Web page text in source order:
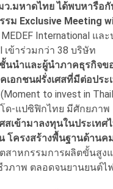
หาดไทย ได้พบหารือกั
ม Exclusive Meeting
International แล
เข้าร่วมกว่า 38 บริษัท
นำและผู้นำภาคธุรกิจข
อกชนฝรั่งเศสที่มีต่อประ
to invest in
ด-แปซิฟิกไทย มีศักยภาพ
เข้ามาลงทุนในประเท
โครงสร้างพื้นฐานด้านค
สาหกรรมการผลิตขั้นสู
ภาพ ตลอดจนยานยนต์ไ